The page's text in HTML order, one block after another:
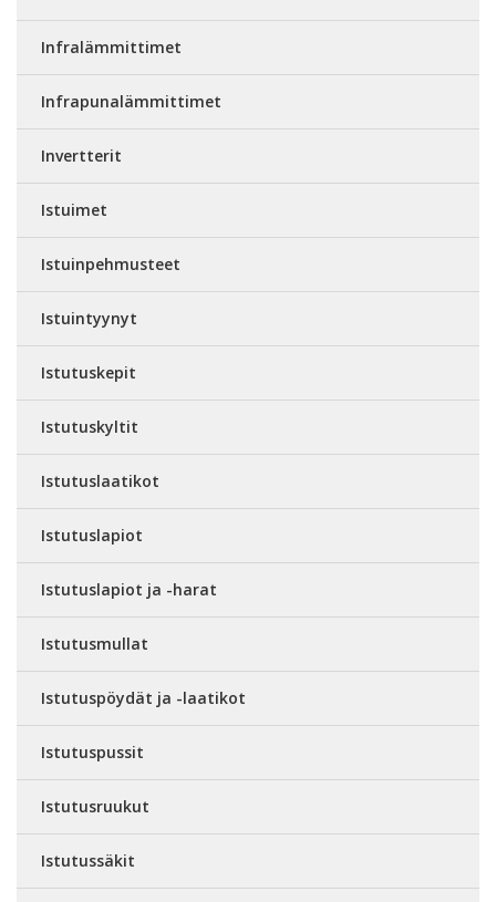
Infralämmittimet
Infrapunalämmittimet
Invertterit
Istuimet
Istuinpehmusteet
Istuintyynyt
Istutuskepit
Istutuskyltit
Istutuslaatikot
Istutuslapiot
Istutuslapiot ja -harat
Istutusmullat
Istutuspöydät ja -laatikot
Istutuspussit
Istutusruukut
Istutussäkit